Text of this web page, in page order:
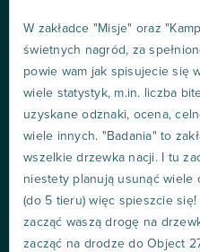
W zakładce "Misje" oraz
świetnych nagród, za
powie wam jak spisujecie się
wiele statystyk, m.in. liczba
uzyskane odznaki, ocena,
wiele innych. "Badania" to
wszelkie drzewka nacji. I tu
niestety planują usunąć wiele
(do 5 tieru) więc spieszcie
zacząć waszą drogę na
zacząć na drodze do Object